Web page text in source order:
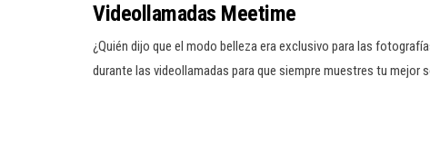
Videollamadas Meetime
¿Quién dijo que el modo belleza era exclusivo para las
durante las videollamadas para que siempre muestres tu mejor